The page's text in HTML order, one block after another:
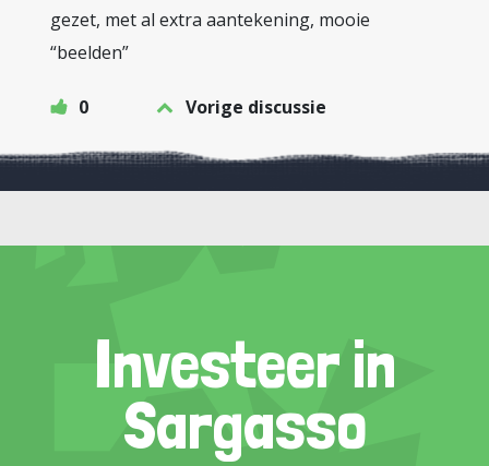
gezet, met al extra aantekening, mooie
“beelden”
0 Vorige discussie
Investeer in
Sargasso